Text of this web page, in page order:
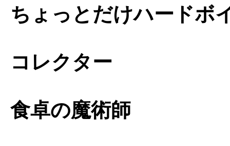
ちょっとだけハードボ
コレクター
食卓の魔術師